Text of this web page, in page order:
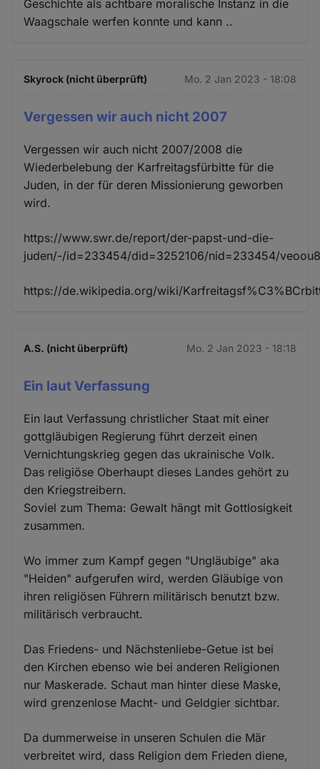
Geschichte als achtbare moralische Instanz in die
Waagschale werfen konnte und kann ..
Skyrock (nicht überprüft) Mo. 2 Jan 2023 - 18:08
Vergessen wir auch nicht 2007
Vergessen wir auch nicht 2007/2008 die
Wiederbelebung der Karfreitagsfürbitte für die
Juden, in der für deren Missionierung geworben
wird.
https://www.swr.de/report/der-papst-und-die-
juden/-/id=233454/did=3252106/nid=233454/
https://de.wikipedia.org/wiki/
A.S. (nicht überprüft) Mo. 2 Jan 2023 - 18:18
Ein laut Verfassung
Ein laut Verfassung christlicher Staat mit einer
gottgläubigen Regierung führt derzeit einen
Vernichtungskrieg gegen das ukrainische Volk.
Das religiöse Oberhaupt dieses Landes gehört zu
den Kriegstreibern.
Soviel zum Thema: Gewalt hängt mit Gottlosigkeit
zusammen.
Wo immer zum Kampf gegen "Ungläubige" aka
"Heiden" aufgerufen wird, werden Gläubige von
ihren religiösen Führern militärisch benutzt bzw.
militärisch verbraucht.
Das Friedens- und Nächstenliebe-Getue ist bei
den Kirchen ebenso wie bei anderen Religionen
nur Maskerade. Schaut man hinter diese Maske,
wird grenzenlose Macht- und Geldgier sichtbar.
Da dummerweise in unseren Schulen die Mär
verbreitet wird, dass Religion dem Frieden diene,